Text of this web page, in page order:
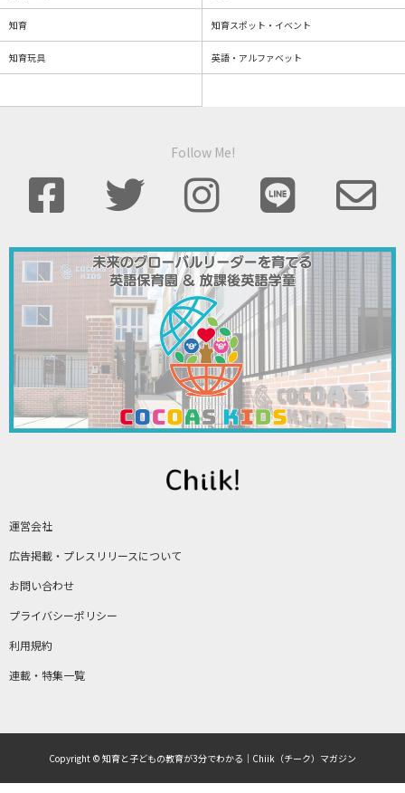
運営会社
広告掲載・プレスリリースについて
お問い合わせ
プライバシーポリシー
利用規約
連載・特集一覧
知育 知育スポット・イベント
知育玩具 英語・アルファベット
Follow Me!
Copyright © 知育と子どもの教育が3分でわかる｜Chiik（チーク）マガジン